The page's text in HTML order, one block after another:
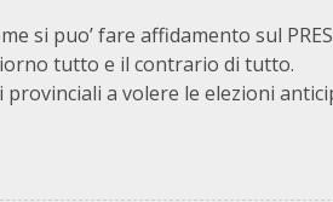
si puo’ fare affidamento sul
tutto e il contrario di tutto.
a volere le elezioni